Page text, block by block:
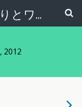
篠島Blog【篠島 釣りとワンコとエコな日々】
2012